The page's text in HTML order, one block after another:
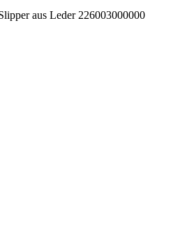
aus Leder 226003000000